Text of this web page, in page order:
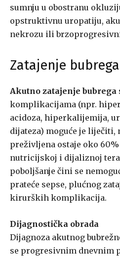
sumnju u obostranu
opstruktivnu uropatiju,
nekrozu ili
Zatajenje bubrega
Akutno zatajenje bubrega
komplikacijama (npr.
acidoza, hiperkalijemija,
dijateza) moguće je liječiti,
preživljena ostaje oko
nutricijskoj i dijaliznoj
poboljšanje čini se
prateće sepse, plućnog
kirurških komplikacija.
Dijagnostička obrada
Dijagnoza akutnog
se progresivnim dnevnim